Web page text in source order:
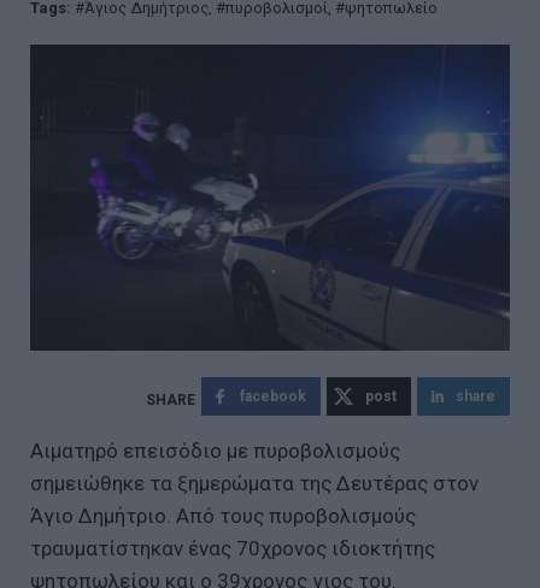
Tags:
Άγιος Δημήτριος, πυροβολισμοί, ψητοπωλείο
facebook post share
Αιματηρό επεισόδιο με πυροβολισμούς
σημειώθηκε τα ξημερώματα της Δευτέρας στον
Άγιο Δημήτριο. Από τους πυροβολισμούς
τραυματίστηκαν ένας 70χρονος ιδιοκτήτης
ψητοπωλείου και ο 39χρονος γιος του.